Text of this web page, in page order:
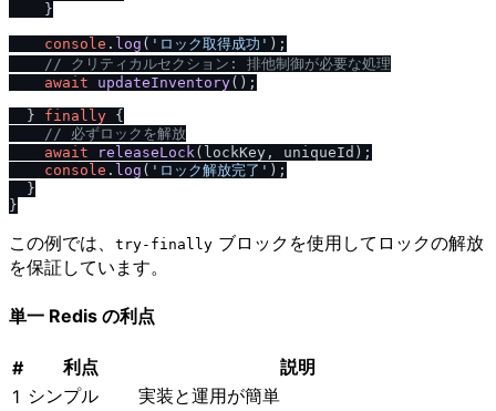
    }
console . log ( 'ロック取得成功' );
// クリティカルセクション: 排他制御が必要な処理
await
updateInventory();
  }
finally {
// 必ずロックを解放
await
releaseLock(lockKey, uniqueId);
console . log ( 'ロック解放完了' );
  }
この例では、 try-finally ブロックを使用してロックの解放
を保証しています。
単一 Redis の利点
# 利点
説明
1 シンプル
実装と運用が簡単